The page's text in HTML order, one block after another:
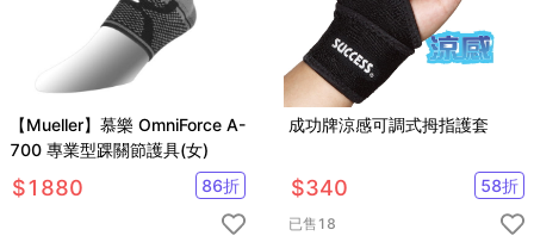
【Mueller】慕樂 OmniForce A-
700 專業型踝關節護具(女)
$1880 86折
成功牌涼感可調式拇指護套
$340 58折
已售 18